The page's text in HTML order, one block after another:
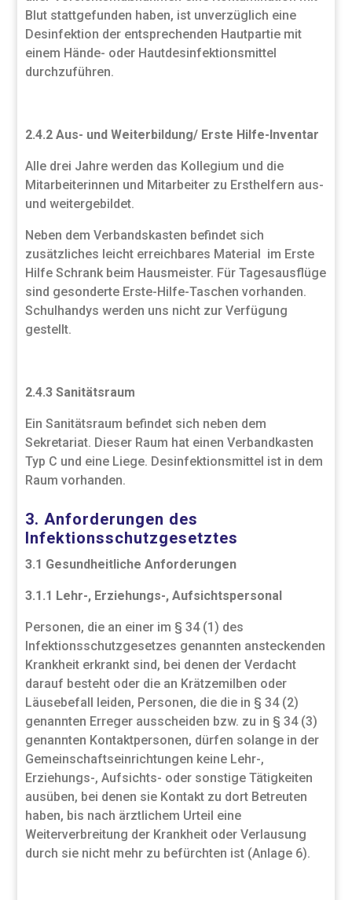
Blut stattgefunden haben, ist unverzüglich eine
Desinfektion der entsprechenden Hautpartie mit
einem Hände- oder Hautdesinfektionsmittel
durchzuführen.
2.4.2 Aus- und Weiterbildung/ Erste Hilfe-Inventar
Alle drei Jahre werden das Kollegium und die
Mitarbeiterinnen und Mitarbeiter zu Ersthelfern aus-
und weitergebildet.
Neben dem Verbandskasten befindet sich
zusätzliches leicht erreichbares Material im Erste
Hilfe Schrank beim Hausmeister. Für Tagesausflüge
sind gesonderte Erste-Hilfe-Taschen vorhanden.
Schulhandys werden uns nicht zur Verfügung
gestellt.
2.4.3 Sanitätsraum
Ein Sanitätsraum befindet sich neben dem
Sekretariat. Dieser Raum hat einen Verbandkasten
Typ C und eine Liege. Desinfektionsmittel ist in dem
Raum vorhanden.
3. Anforderungen des
Infektionsschutzgesetztes
3.1 Gesundheitliche Anforderungen
3.1.1 Lehr-, Erziehungs-, Aufsichtspersonal
Personen, die an einer im § 34 (1) des
Infektionsschutzgesetzes genannten ansteckenden
Krankheit erkrankt sind, bei denen der Verdacht
darauf besteht oder die an Krätzemilben oder
Läusebefall leiden, Personen, die die in § 34 (2)
genannten Erreger ausscheiden bzw. zu in § 34 (3)
genannten Kontaktpersonen, dürfen solange in der
Gemeinschaftseinrichtungen keine Lehr-,
Erziehungs-, Aufsichts- oder sonstige Tätigkeiten
ausüben, bei denen sie Kontakt zu dort Betreuten
haben, bis nach ärztlichem Urteil eine
Weiterverbreitung der Krankheit oder Verlausung
durch sie nicht mehr zu befürchten ist (Anlage 6).